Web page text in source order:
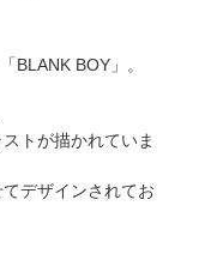
BLANK BOY」。
トが描かれていま
デザインされてお